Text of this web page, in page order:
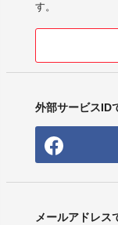
す。
外部サービスID
メールアドレス